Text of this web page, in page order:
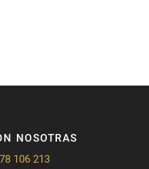
NOSOTRAS
106 213